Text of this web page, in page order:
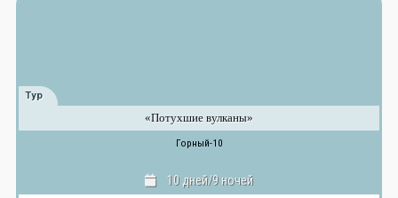
Тур
«Потухшие вулканы»
Горный-10
10 дней/9 ночей